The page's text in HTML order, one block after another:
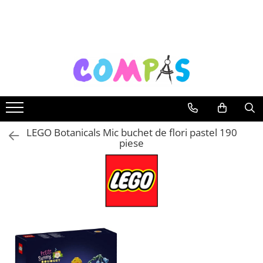
Noutăți Librăria Compas
Souvenir România
Rechizite școlare
Instrumente de scris
Pixuri
Stilouri școlare
Creioane cerate
Carioci
LEGO Botanicals Mic buchet de flori pastel 190
piese